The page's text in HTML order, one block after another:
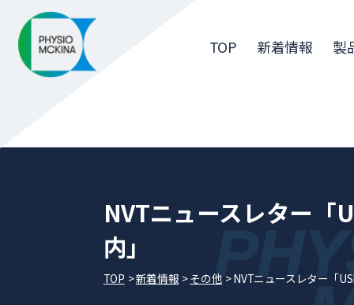
TOP 新着情報 製
NVTニュースレター「
内」
TOP 新着情報 その他 NVTニュースレター「